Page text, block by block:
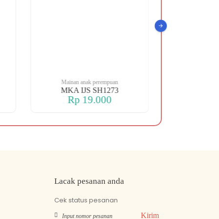
Mainan anak perempuan
MKA IJS SH1273
Rp 19.000
Lacak pesanan anda
Cek status pesanan
Kirim